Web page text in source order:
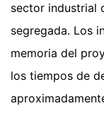
sector industrial
segregada. Los
memoria del
los tiempos de